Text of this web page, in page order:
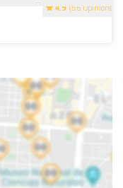
4.9 (56 Opinions)